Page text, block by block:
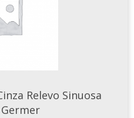
Relevo Sinuosa